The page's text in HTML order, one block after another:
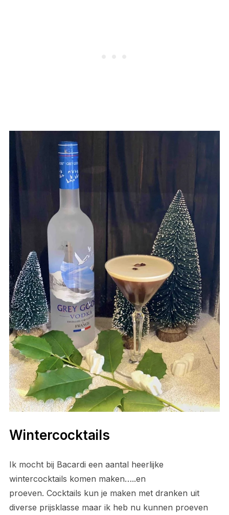
Wintercocktails
Ik mocht bij Bacardi een aantal heerlijke
wintercocktails komen maken…..en
proeven. Cocktails kun je maken met dranken uit
diverse prijsklasse maar ik heb nu kunnen proeven